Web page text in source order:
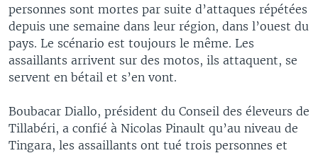
personnes sont mortes par suite d’attaques répétées
depuis une semaine dans leur région, dans l’ouest du
pays. Le scénario est toujours le même. Les
assaillants arrivent sur des motos, ils attaquent, se
servent en bétail et s’en vont.
Boubacar Diallo, président du Conseil des éleveurs de
Tillabéri, a confié à Nicolas Pinault qu’au niveau de
Tingara, les assaillants ont tué trois personnes et